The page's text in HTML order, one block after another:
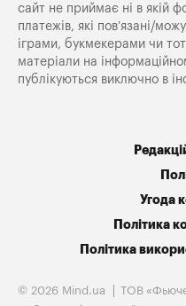
сайт не приймає ні в якій
платежів, які пов’язані/
іграми, букмекерами чи
матеріали на
публікуються виключно в
Угода
Політика
Політика
© 2026 Mind.ua
ТОВ